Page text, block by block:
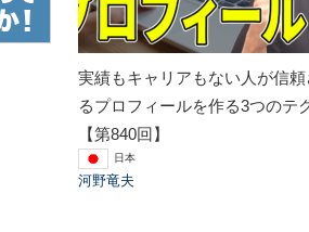
実績もキャリアもない人が信
るプロフィールを作る3つのテ
【第840回】
日本
河野竜夫